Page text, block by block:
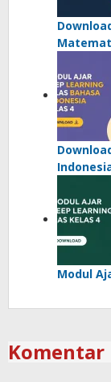
Modul
Komentar